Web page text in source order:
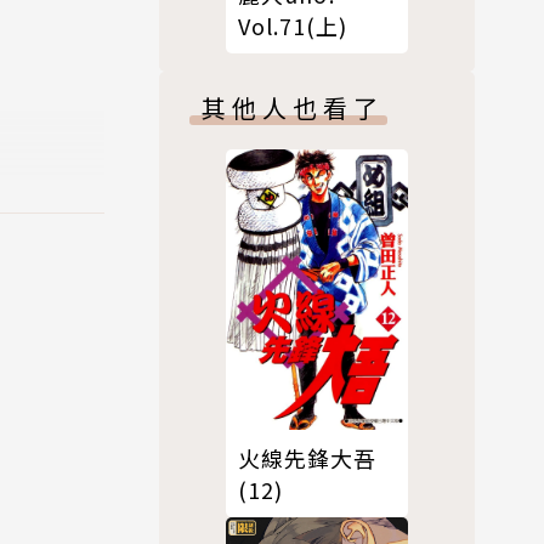
Vol.71(上)
其他人也看了
火線先鋒大吾
(12)